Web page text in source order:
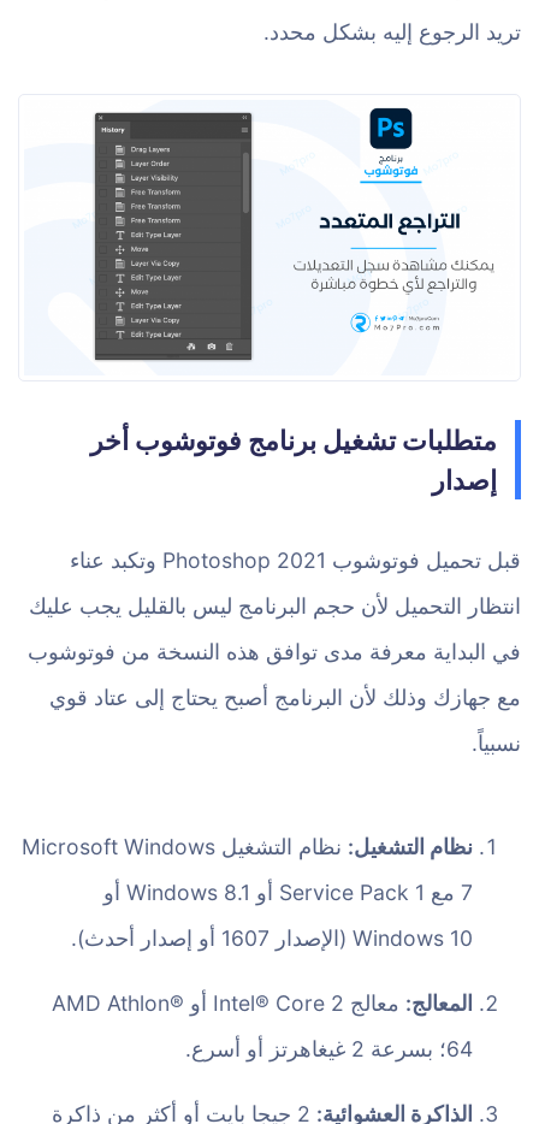
تريد الرجوع إليه بشكل محدد.
متطلبات تشغيل برنامج فوتوشوب أخر
إصدار
قبل تحميل فوتوشوب 2021 Photoshop وتكبد عناء
انتظار التحميل لأن حجم البرنامج ليس بالقليل يجب عليك
في البداية معرفة مدى توافق هذه النسخة من فوتوشوب
مع جهازك وذلك لأن البرنامج أصبح يحتاج إلى عتاد قوي
نسبياً.
نظام التشغيل:
نظام التشغيل Microsoft Windows
7 مع Service Pack 1 أو Windows 8.1 أو
Windows 10 (الإصدار 1607 أو إصدار أحدث).
المعالج:
معالج Intel® Core 2 أو AMD Athlon®
64؛ بسرعة 2 غيغاهرتز أو أسرع.
الذاكرة العشوائية: 2 جيجا بايت أو أكثر من ذاكرة